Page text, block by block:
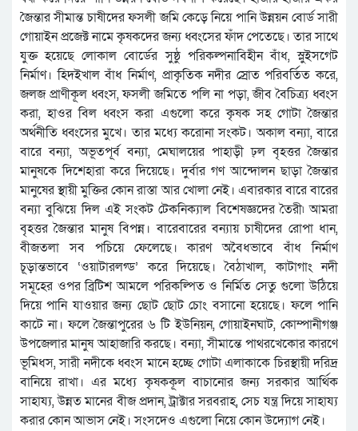
জৈন্তার সীমান্ত চাষীদের ফসলী জমি কেড়ে নিয়ে পানি উন্নয়ন বোর্ড সারী
গোয়াইন প্রজেক্ট নামে কৃষকদের জন্য ধ্বংসের ফাঁদ পেতেছে। তার সাথে
যুক্ত হয়েছে লোকাল বোর্ডের সুষ্ঠু পরিকল্পনাবিহীন বাঁধ, স্লুইসগেট
নির্মাণ। হিদইখাল বাঁধ নির্মাণ, প্রাকৃতিক নদীর স্রোত পরিবর্তিত করে,
জলজ প্রাণীকূল ধ্বংস, ফসলী জমিতে পলি না পড়া, জীব বৈচিত্র্য ধ্বংস
করা, হাওর বিল ধ্বংস করা এগুলো করে কৃষক সহ গোটা জৈন্তার
অর্থনীতি ধ্বংসের মুখে। তার মধ্যে করোনা সংকট। অকাল বন্যা, বারে
বারে বন্যা, অভূতপূর্ব বন্যা, মেঘালয়ের পাহাড়ী ঢ্ল বৃহত্তর জৈন্তার
মানুষকে দিশেহারা করে দিয়েছে। দুর্বার গণ আন্দোলন ছাড়া জৈন্তার
মানুষের স্থায়ী মুক্তির কোন রাস্তা আর খোলা নেই। এবারকার বারে বারের
বন্যা বুঝিয়ে দিল এই সংকট টেকনিক্যাল বিশেষজ্ঞদের তৈরী৷ আমরা
বৃহত্তর জৈন্তার মানুষ বিপন্ন। বারেবারের বন্যায় চাষীদের রোপা ধান,
বীজতলা সব পচিয়ে ফেলেছে। কারণ অবৈধভাবে বাঁধ নির্মাণ
চূড়ান্তভাবে ‘ওয়াটারলগ্ড’ করে দিয়েছে। বৈঠাখাল, কাটাগাং নদী
সমূহের ওপর ব্রিটিশ আমলে পরিকল্পিত ও নির্মিত সেতু গুলো উঠিয়ে
দিয়ে পানি যাওয়ার জন্য ছোট ছোট চোং বসানো হয়েছে। ফলে পানি
কাটে না। ফলে জৈন্তাপুরের ৬ টি ইউনিয়ন, গোয়াইনঘাট, কোম্পানীগঞ্জ
উপজেলার মানুষ আহাজারি করছে। বন্যা, সীমান্তে পাথরখেকোর কারণে
ভূমিধস, সারী নদীকে ধ্বংস মানে হচ্ছে গোটা এলাকাকে চিরস্থায়ী দরিদ্র
বানিয়ে রাখা। এর মধ্যে কৃষককূল বাচানোর জন্য সরকার আর্থিক
সাহায্য, উন্নত মানের বীজ প্রদান, ট্রাক্টার সরবরাহ, সেচ যন্ত্র দিয়ে সাহায্য
করার কোন আভাস নেই। সংসদেও এগুলো নিয়ে কোন উদ্যোগ নেই।